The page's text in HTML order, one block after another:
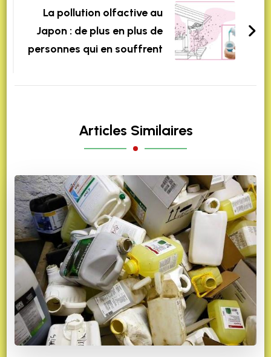
La pollution olfactive au
Japon : de plus en plus de
personnes qui en souffrent
Articles Similaires